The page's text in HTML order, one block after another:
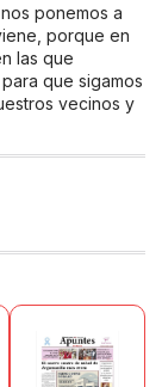
ponemos a
porque en
las que
que sigamos
vecinos y